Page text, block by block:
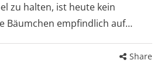
zu halten, ist heute kein
Bäumchen empfindlich auf…
Share